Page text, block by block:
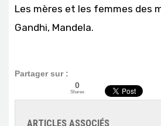
Les mères et les femmes des
Gandhi, Mandela.
Partager sur :
0
Shares
ARTICLES ASSOCIÉS